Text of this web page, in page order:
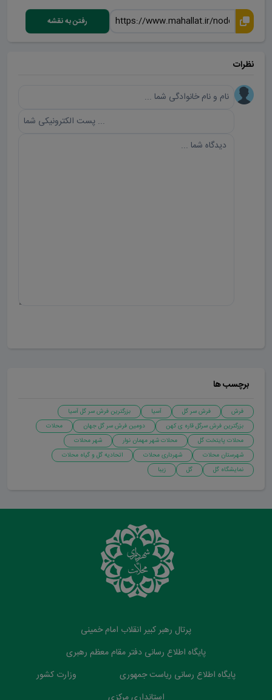
رفتن به نقشه
نظرات
برچسب ها
فرش فرش سر گل آسیا
بزرگترین فرش سر گل آسیا
بزرگترین فرش سرگل قاره ی کهن
دومین فرش سر گل جهان
محلات
محلات پایتخت گل
محلات شهر مهمان نوار
شهر محلات
شهرستان محلات
شهرداری محلات
اتحادیه گل و گیاه محلات
نمایشگاه گل
گل زیبا
پرتال رهبر کبیر انقلاب امام خمینی
پایگاه اطلاع رسانی دفتر مقام معظم رهبری
پایگاه اطلاع رسانی ریاست جمهوری
وزارت کشور